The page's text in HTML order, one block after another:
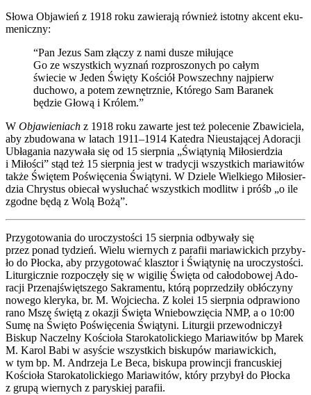
Sło­wa Obja­wień z 1918 roku zawie­ra­ją rów­nież istot­ny akcent eku­
me­nicz­ny:
“Pan Jezus Sam złą­czy z nami dusze miłu­ją­ce
Go ze wszyst­kich wyznań roz­pro­szo­nych po całym
świe­cie w Jeden Świę­ty Kościół Powszech­ny naj­pierw
ducho­wo, a potem zewnętrz­nie, Któ­re­go Sam Bara­nek
będzie Gło­wą i Kró­lem.”
W Obja­wie­niach z 1918 roku zawar­te jest też pole­ce­nie Zba­wi­cie­la,
aby zbu­do­wa­na w latach 1911–1914 Kate­dra Nie­usta­ją­cej Ado­ra­cji
Ubła­ga­nia nazy­wa­ła się od 15 sierp­nia „Świą­ty­nią Miło­sier­dzia
i Miło­ści” stąd też 15 sierp­nia jest w tra­dy­cji wszyst­kich maria­wi­tów
tak­że Świę­tem Poświę­ce­nia Świą­ty­ni. W Dzie­le Wiel­kie­go Miło­sier­
dzia Chry­stus obie­cał wysłu­chać wszyst­kich modlitw i próśb „o ile
zgod­ne będą z Wolą Bożą”.
Przy­go­to­wa­nia do uro­czy­sto­ści 15 sierp­nia odby­wa­ły się
przez ponad tydzień. Wie­lu wier­nych z para­fii maria­wic­kich przy­by­
ło do Płoc­ka, aby przy­go­to­wać klasz­tor i Świą­ty­nię na uro­czy­sto­ści.
Litur­gicz­nie roz­po­czę­ły się w wigi­lię Świę­ta od cało­do­bo­wej Ado­
ra­cji Prze­naj­święt­sze­go Sakra­men­tu, któ­rą poprze­dzi­ły obłó­czy­ny
nowe­go kle­ry­ka, br. M. Woj­cie­cha. Z kolei 15 sierp­nia odpra­wio­no
rano Mszę świę­tą z oka­zji Świę­ta Wnie­bo­wzię­cia NMP, a o 10:00
Sumę na Świę­to Poświę­ce­nia Świą­ty­ni. Litur­gii prze­wod­ni­czył
Biskup Naczel­ny Kościo­ła Sta­ro­ka­to­lic­kie­go Maria­wi­tów bp Marek
M. Karol Babi w asy­ście wszyst­kich bisku­pów maria­wic­kich,
w tym bp. M. Andrze­ja Le Beca, bisku­pa pro­win­cji fran­cu­skiej
Kościo­ła Sta­ro­ka­to­lic­kie­go Maria­wi­tów, któ­ry przy­był do Płoc­ka
z gru­pą wier­nych z pary­skiej para­fii.